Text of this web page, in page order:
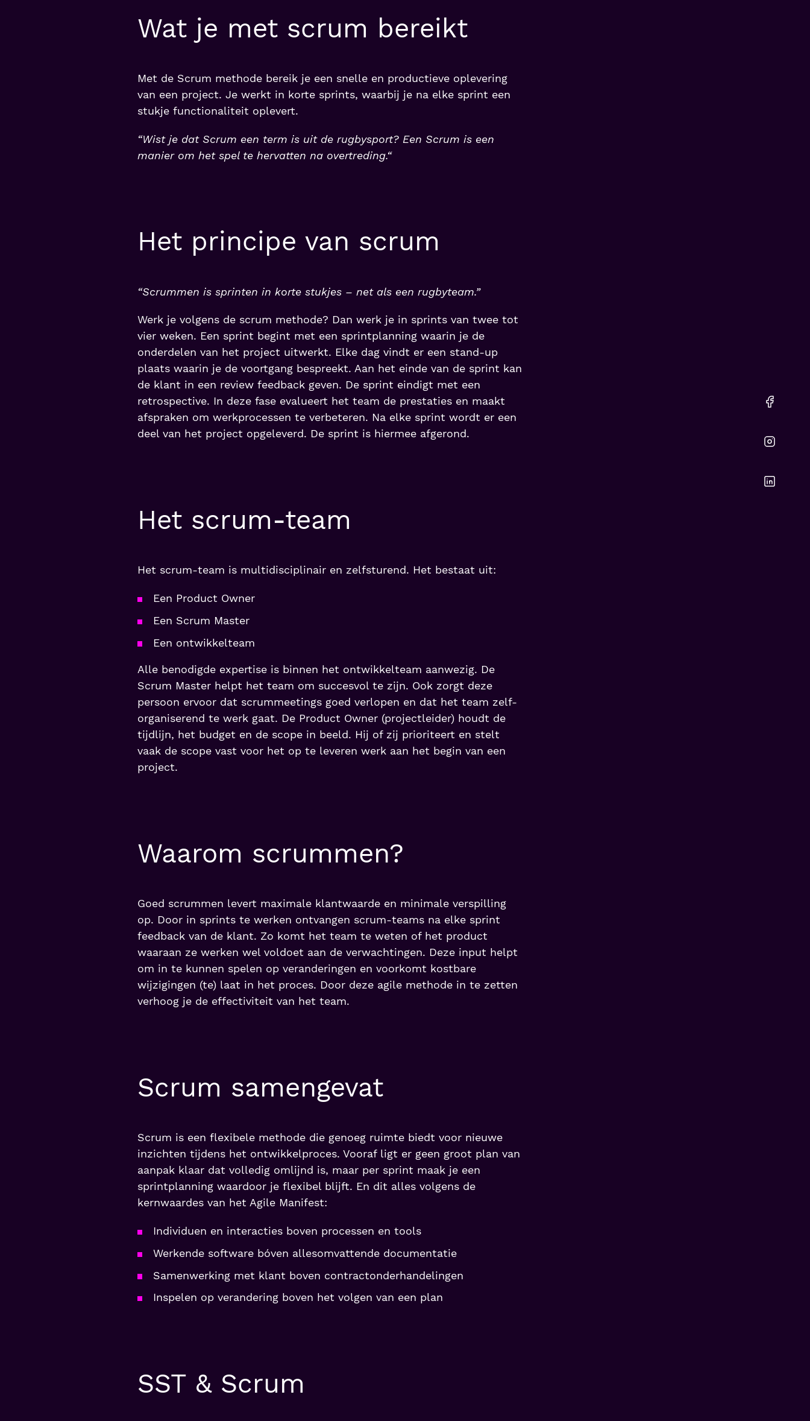
Wat je met scrum bereikt
Met de Scrum methode bereik je een snelle en productieve oplevering
van een project. Je werkt in korte sprints, waarbij je na elke sprint een
stukje functionaliteit oplevert.
“Wist je dat Scrum een term is uit de rugbysport? Een Scrum is een
manier om het spel te hervatten na overtreding.“
Het principe van scrum
“Scrummen is sprinten in korte stukjes – net als een rugbyteam.”
Werk je volgens de scrum methode? Dan werk je in sprints van twee tot
vier weken. Een sprint begint met een sprintplanning waarin je de
onderdelen van het project uitwerkt. Elke dag vindt er een stand-up
plaats waarin je de voortgang bespreekt. Aan het einde van de sprint kan
de klant in een review feedback geven. De sprint eindigt met een
retrospective. In deze fase evalueert het team de prestaties en maakt
afspraken om werkprocessen te verbeteren. Na elke sprint wordt er een
deel van het project opgeleverd. De sprint is hiermee afgerond.
Het scrum-team
Het scrum-team is multidisciplinair en zelfsturend. Het bestaat uit:
Een Product Owner
Een Scrum Master
Een ontwikkelteam
Alle benodigde expertise is binnen het ontwikkelteam aanwezig. De
Scrum Master helpt het team om succesvol te zijn. Ook zorgt deze
persoon ervoor dat scrummeetings goed verlopen en dat het team zelf-
organiserend te werk gaat. De Product Owner (projectleider) houdt de
tijdlijn, het budget en de scope in beeld. Hij of zij prioriteert en stelt
vaak de scope vast voor het op te leveren werk aan het begin van een
project.
Waarom scrummen?
Goed scrummen levert maximale klantwaarde en minimale verspilling
op. Door in sprints te werken ontvangen scrum-teams na elke sprint
feedback van de klant. Zo komt het team te weten of het product
waaraan ze werken wel voldoet aan de verwachtingen. Deze input helpt
om in te kunnen spelen op veranderingen en voorkomt kostbare
wijzigingen (te) laat in het proces. Door deze agile methode in te zetten
verhoog je de effectiviteit van het team.
Scrum samengevat
Scrum is een flexibele methode die genoeg ruimte biedt voor nieuwe
inzichten tijdens het ontwikkelproces. Vooraf ligt er geen groot plan van
aanpak klaar dat volledig omlijnd is, maar per sprint maak je een
sprintplanning waardoor je flexibel blijft. En dit alles volgens de
kernwaardes van het Agile Manifest:
Individuen en interacties boven processen en tools
Werkende software bóven allesomvattende documentatie
Samenwerking met klant boven contractonderhandelingen
Inspelen op verandering boven het volgen van een plan
SST & Scrum